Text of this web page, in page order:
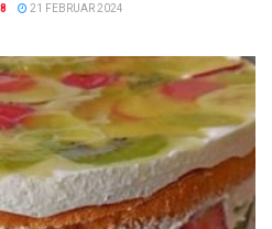
21 FEBRUAR 2024